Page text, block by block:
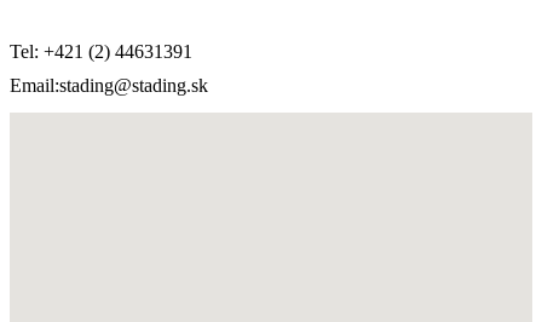
Tel: +421 (2) 44631391
Email:stading@stading.sk